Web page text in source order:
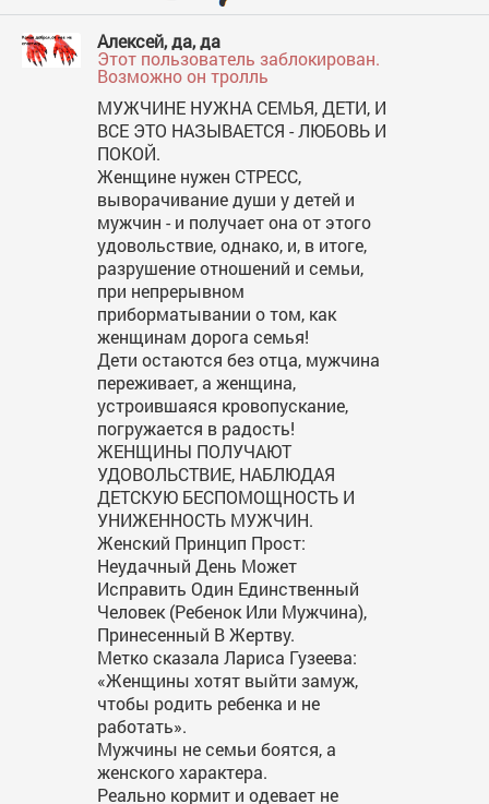
Алексей, да, да
Этот пользователь заблокирован.
Возможно он тролль
МУЖЧИНЕ НУЖНА СЕМЬЯ, ДЕТИ, И
ВСЕ ЭТО НАЗЫВАЕТСЯ - ЛЮБОВЬ И
ПОКОЙ.
Женщине нужен СТРЕСС,
выворачивание души у детей и
мужчин - и получает она от этого
удовольствие, однако, и, в итоге,
разрушение отношений и семьи,
при непрерывном
приборматывании о том, как
женщинам дорога семья!
Дети остаются без отца, мужчина
переживает, а женщина,
устроившаяся кровопускание,
погружается в радость!
ЖЕНЩИНЫ ПОЛУЧАЮТ
УДОВОЛЬСТВИЕ, НАБЛЮДАЯ
ДЕТСКУЮ БЕСПОМОЩНОСТЬ И
УНИЖЕННОСТЬ МУЖЧИН.
Женский Принцип Прост:
Неудачный День Может
Исправить Один Единственный
Человек (Ребенок Или Мужчина),
Принесенный В Жертву.
Метко сказала Лариса Гузеева:
«Женщины хотят выйти замуж,
чтобы родить ребенка и не
работать».
Мужчины не семьи боятся, а
женского характера.
Реально кормит и одевает не